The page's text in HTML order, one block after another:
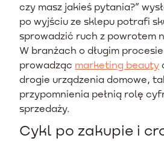
czy masz jakieś pytania?”
po wyjściu ze sklepu potrafi
sprowadzić ruch z powrotem
W branżach o długim
prowadząc marketing beauty
drogie urządzenia domowe,
przypomnienia pełnią rolę
sprzedaży.
Cykl po zakupie i